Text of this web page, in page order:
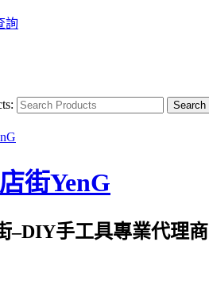
詢
街YenG
–DIY手工具專業代理商